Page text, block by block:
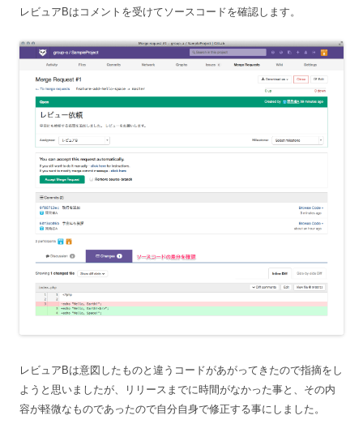
レビュアBはコメントを受けてソースコードを確認します。
レビュアBは意図したものと違うコードがあがってきたので指摘をし
ようと思いましたが、リリースまでに時間がなかった事と、その内
容が軽微なものであったので自分自身で修正する事にしました。